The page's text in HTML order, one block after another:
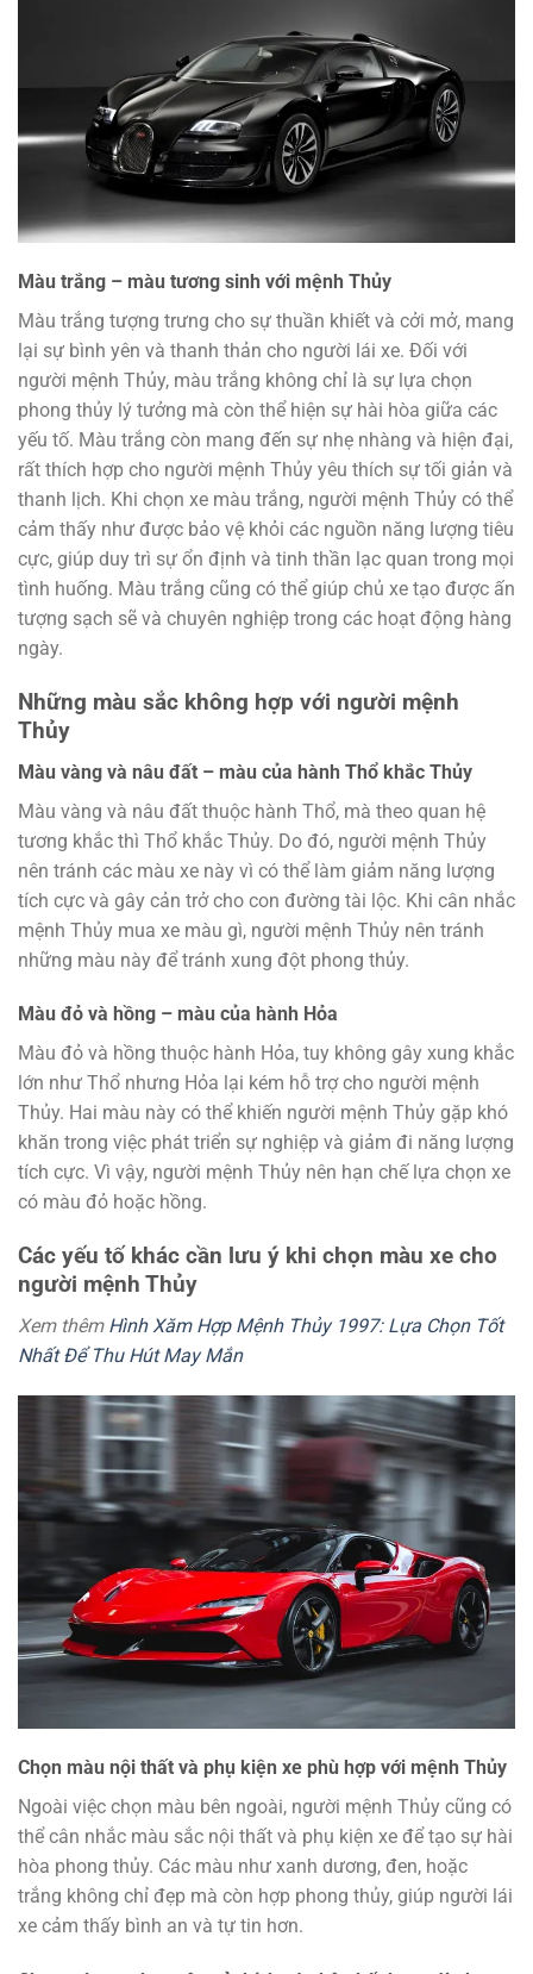
Màu trắng – màu tương sinh với mệnh Thủy
Màu trắng tượng trưng cho sự thuần khiết và cởi mở, mang
lại sự bình yên và thanh thản cho người lái xe. Đối với
người mệnh Thủy, màu trắng không chỉ là sự lựa chọn
phong thủy lý tưởng mà còn thể hiện sự hài hòa giữa các
yếu tố. Màu trắng còn mang đến sự nhẹ nhàng và hiện đại,
rất thích hợp cho người mệnh Thủy yêu thích sự tối giản và
thanh lịch. Khi chọn xe màu trắng, người mệnh Thủy có thể
cảm thấy như được bảo vệ khỏi các nguồn năng lượng tiêu
cực, giúp duy trì sự ổn định và tinh thần lạc quan trong mọi
tình huống. Màu trắng cũng có thể giúp chủ xe tạo được ấn
tượng sạch sẽ và chuyên nghiệp trong các hoạt động hàng
ngày.
Những màu sắc không hợp với người mệnh
Thủy
Màu vàng và nâu đất – màu của hành Thổ khắc Thủy
Màu vàng và nâu đất thuộc hành Thổ, mà theo quan hệ
tương khắc thì Thổ khắc Thủy. Do đó, người mệnh Thủy
nên tránh các màu xe này vì có thể làm giảm năng lượng
tích cực và gây cản trở cho con đường tài lộc. Khi cân nhắc
mệnh Thủy mua xe màu gì, người mệnh Thủy nên tránh
những màu này để tránh xung đột phong thủy.
Màu đỏ và hồng – màu của hành Hỏa
Màu đỏ và hồng thuộc hành Hỏa, tuy không gây xung khắc
lớn như Thổ nhưng Hỏa lại kém hỗ trợ cho người mệnh
Thủy. Hai màu này có thể khiến người mệnh Thủy gặp khó
khăn trong việc phát triển sự nghiệp và giảm đi năng lượng
tích cực. Vì vậy, người mệnh Thủy nên hạn chế lựa chọn xe
có màu đỏ hoặc hồng.
Các yếu tố khác cần lưu ý khi chọn màu xe cho
người mệnh Thủy
Xem thêm Hình Xăm Hợp Mệnh Thủy 1997: Lựa Chọn Tốt
Nhất Để Thu Hút May Mắn
Chọn màu nội thất và phụ kiện xe phù hợp với mệnh Thủy
Ngoài việc chọn màu bên ngoài, người mệnh Thủy cũng có
thể cân nhắc màu sắc nội thất và phụ kiện xe để tạo sự hài
hòa phong thủy. Các màu như xanh dương, đen, hoặc
trắng không chỉ đẹp mà còn hợp phong thủy, giúp người lái
xe cảm thấy bình an và tự tin hơn.